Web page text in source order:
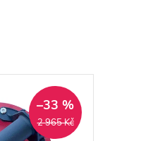
2 965 Kč
–33 %